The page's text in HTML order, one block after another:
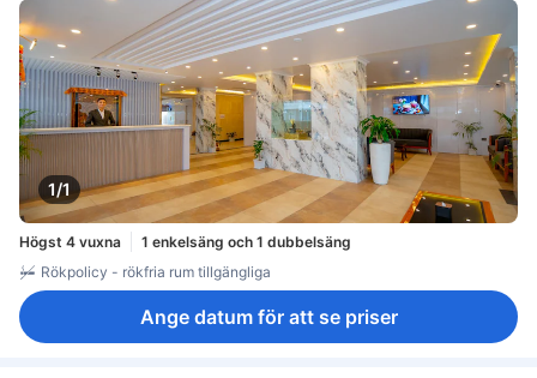
1/1
Högst 4 vuxna
1 enkelsäng och 1 dubbelsäng
Rökpolicy - rökfria rum tillgängliga
Ange datum för att se priser